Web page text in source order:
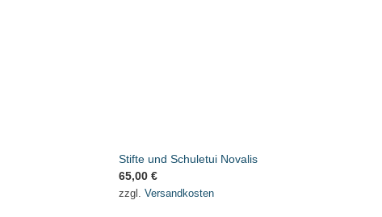
Stifte und Schuletui Novalis
65,00 €
zzgl. Versandkosten